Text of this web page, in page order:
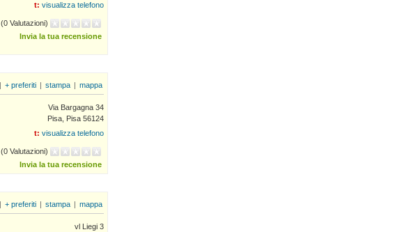
t: visualizza telefono
(0 Valutazioni)
Invia la tua recensione
+ preferiti stampa mappa
Via Bargagna 34
Pisa, Pisa 56124
t: visualizza telefono
(0 Valutazioni)
Invia la tua recensione
+ preferiti stampa mappa
vl Liegi 3